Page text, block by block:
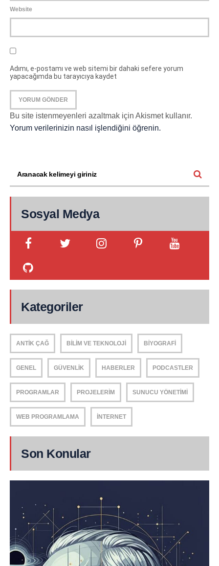
Website
Adımı, e-postamı ve web sitemi bir dahaki sefere yorum
yapacağımda bu tarayıcıya kaydet
Bu site istenmeyenleri azaltmak için Akismet kullanır.
Yorum verilerinizin nasıl işlendiğini öğrenin.
Sosyal Medya
Kategoriler
ANTIK ÇAĞ BILIM VE TEKNOLOJI BIYOGRAFI
GENEL GÜVENLIK HABERLER PODCASTLER
PROGRAMLAR PROJELERIM SUNUCU YÖNETIMI
WEB PROGRAMLAMA İNTERNET
Son Konular